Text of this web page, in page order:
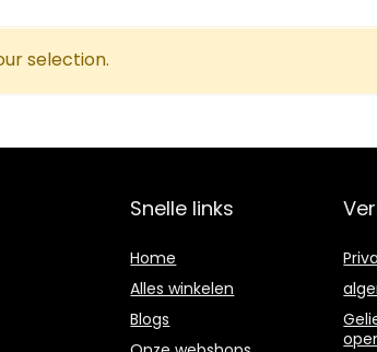
selection.
Snelle links
Home
Alles winkelen
Blogs